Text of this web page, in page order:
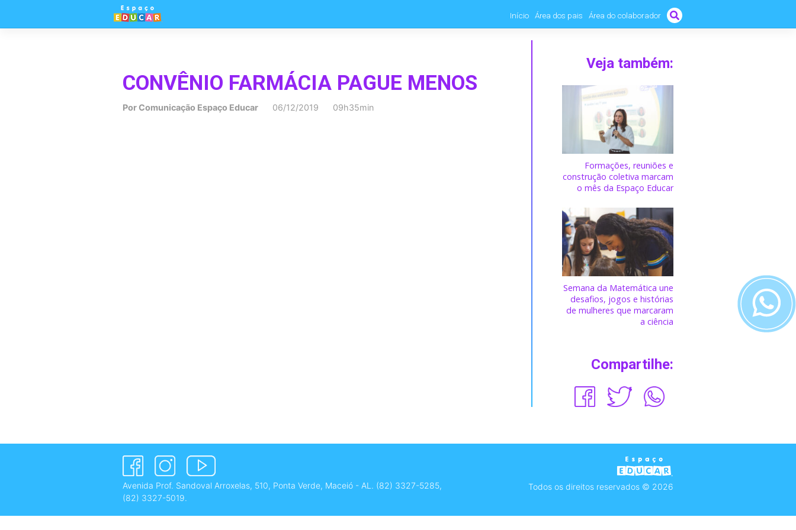
Início Área dos pais Área do colaborador
CONVÊNIO FARMÁCIA PAGUE MENOS
Por Comunicação Espaço Educar 06/12/2019 09h35min
Veja também:
Formações, reuniões e
construção coletiva marcam
o mês da Espaço Educar
Semana da Matemática une
desafios, jogos e histórias
de mulheres que marcaram
a ciência
Compartilhe:
Avenida Prof. Sandoval Arroxelas, 510, Ponta Verde, Maceió - AL. (82) 3327-5285,
(82) 3327-5019.
Todos os direitos reservados © 2026